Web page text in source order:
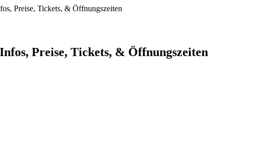
Preise, Tickets, & Öffnungszeiten
Preise, Tickets, & Öffnungszeiten